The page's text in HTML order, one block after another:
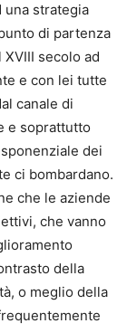
una strategia
di partenza
secolo ad
e con lei tutte
canale di
e soprattutto
dei
ci bombardano.
che le aziende
che vanno
della
o meglio della